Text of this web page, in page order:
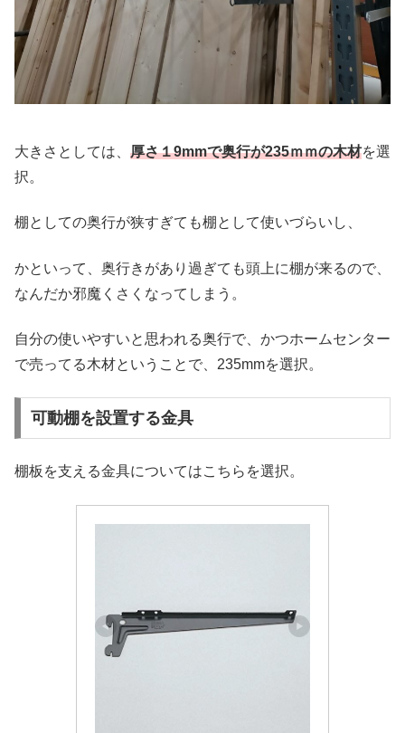
大きさとしては、 厚さ１9mmで奥行が235ｍｍの木材を選
択。
棚としての奥行が狭すぎても棚として使いづらいし、
かといって、奥行きがあり過ぎても頭上に棚が来るので、
なんだか邪魔くさくなってしまう。
自分の使いやすいと思われる奥行で、かつホームセンター
で売ってる木材ということで、235mmを選択。
可動棚を設置する金具
棚板を支える金具についてはこちらを選択。